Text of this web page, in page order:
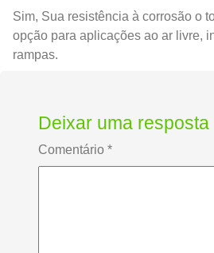
Sim, Sua resistência à corrosão o
opção para aplicações ao ar livre,
rampas.
Deixar uma resposta
Comentário *